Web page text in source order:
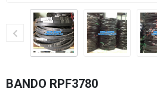
BANDO RPF3780